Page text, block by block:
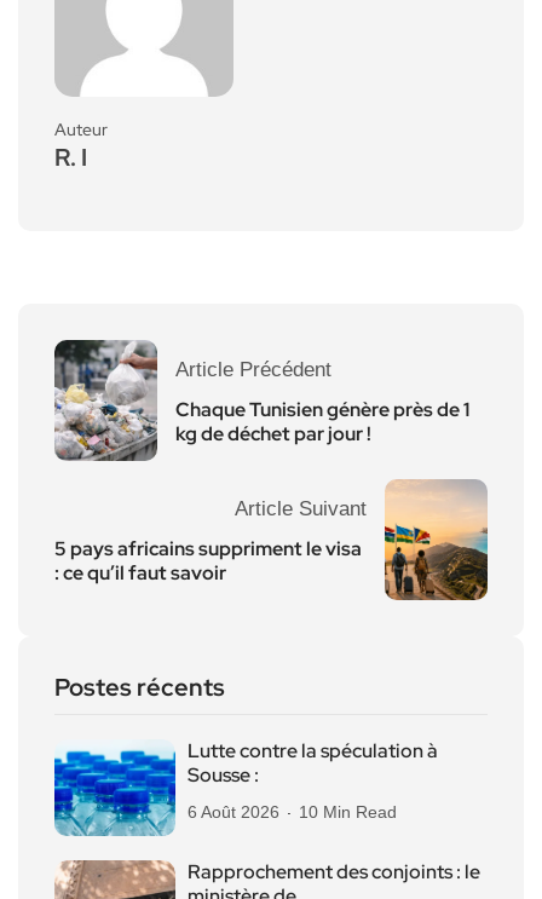
Auteur
R. I
Article Précédent
Chaque Tunisien génère près de 1
kg de déchet par jour !
Article Suivant
5 pays africains suppriment le visa
: ce qu’il faut savoir
Postes récents
Lutte contre la spéculation à
Sousse :
6 Août 2026 10 Min Read
Rapprochement des conjoints : le